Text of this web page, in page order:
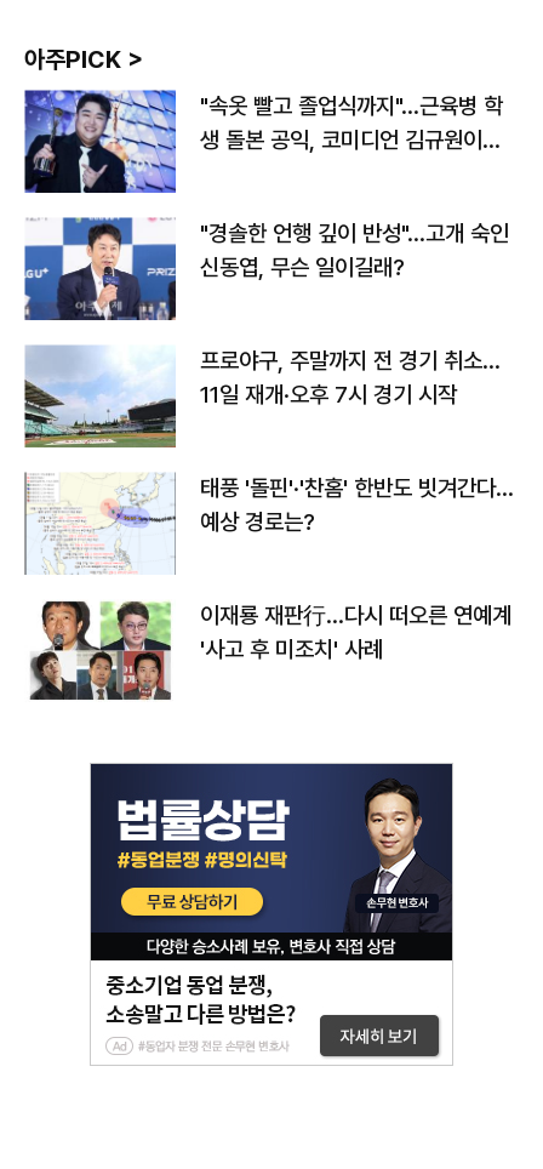
아주PICK >
"속옷 빨고 졸업식까지"…근육병 학
생 돌본 공익, 코미디언 김규원이었
"경솔한 언행 깊이 반성"…고개 숙인
신동엽, 무슨 일이길래?
프로야구, 주말까지 전 경기 취소…
11일 재개·오후 7시 경기 시작
태풍 '돌핀'·'찬홈' 한반도 빗겨간다…
예상 경로는?
이재룡 재판行…다시 떠오른 연예계
'사고 후 미조치' 사례